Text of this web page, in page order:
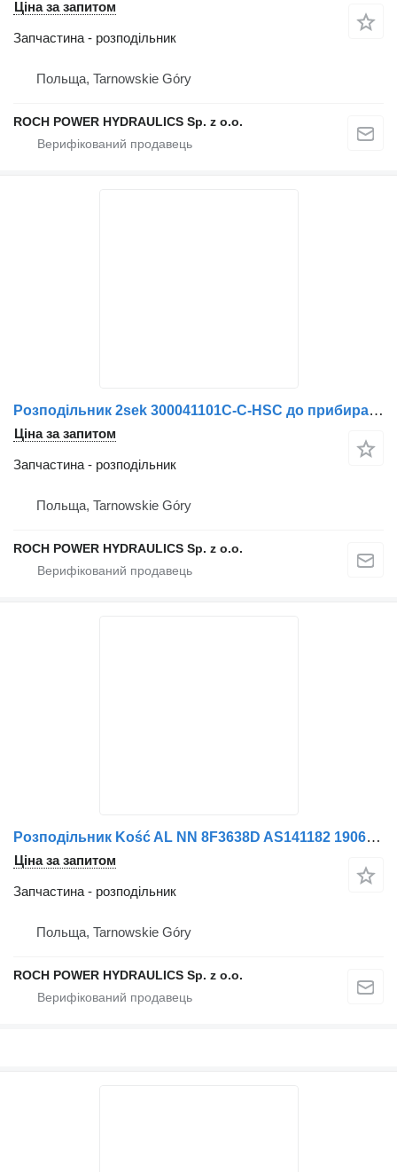
Ціна за запитом
Запчастина - розподільник
Польща, Tarnowskie Góry
ROCH POWER HYDRAULICS Sp. z o.o.
Розподільник 2sek 300041101C-C-HSC до прибиральної машини Schmidt
Ціна за запитом
Запчастина - розподільник
Польща, Tarnowskie Góry
ROCH POWER HYDRAULICS Sp. z o.o.
Розподільник Kość AL NN 8F3638D AS141182 19060335+ cewka 12VDC до прибиральної машини Schmidt ZAMIATARKA
Ціна за запитом
Запчастина - розподільник
Польща, Tarnowskie Góry
ROCH POWER HYDRAULICS Sp. z o.o.